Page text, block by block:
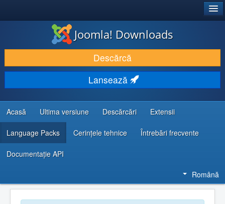
DESCARCĂ & ȘI EXTINDE
DESCOPERĂ & ÎNVAȚĂ
COMUNITATE & SUPORT
RESURSE DEZVOLTATORI
Joomla! Downloads
Descărcă
Lansează
Acasă Ultima versiune Descărcări Extensii
Language Packs Cerințele tehnice Întrebări frecvente
Documentaţie API
Română